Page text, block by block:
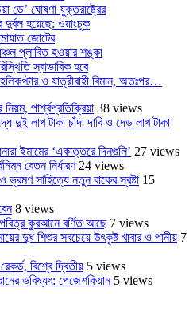
ডে’ ঘোষণা যুক্তরাষ্ট্রের
হয়েছে: ওয়াংচুক
জোটের
প্লাবিত হওয়ার শঙ্কা
স্বাভাবিক হবে
ও যাত্রীবাহী বিমান, অতঃপর…
পার্শ্বপ্রতিক্রিয়া 38 views
দুই লাখ টাকা চাঁদা দাবি ও দেড় লাখ টাকা
ইমামের ‘একাত্তরে দিনগুলি’ 27 views
বেতন নির্ধারণ 24 views
সাহিত্যে নতুন বাকের স্রষ্টা 15
8 views
পবিত্র কুরআনে বর্ণিত আছে 7 views
দুধ শিশুর সবচেয়ে উৎকৃষ্ট খাবার ও পানীয় 7
বিশ্বে দ্বিতীয় 5 views
ভবিষ্যৎ: পেজেশকিয়ান 5 views